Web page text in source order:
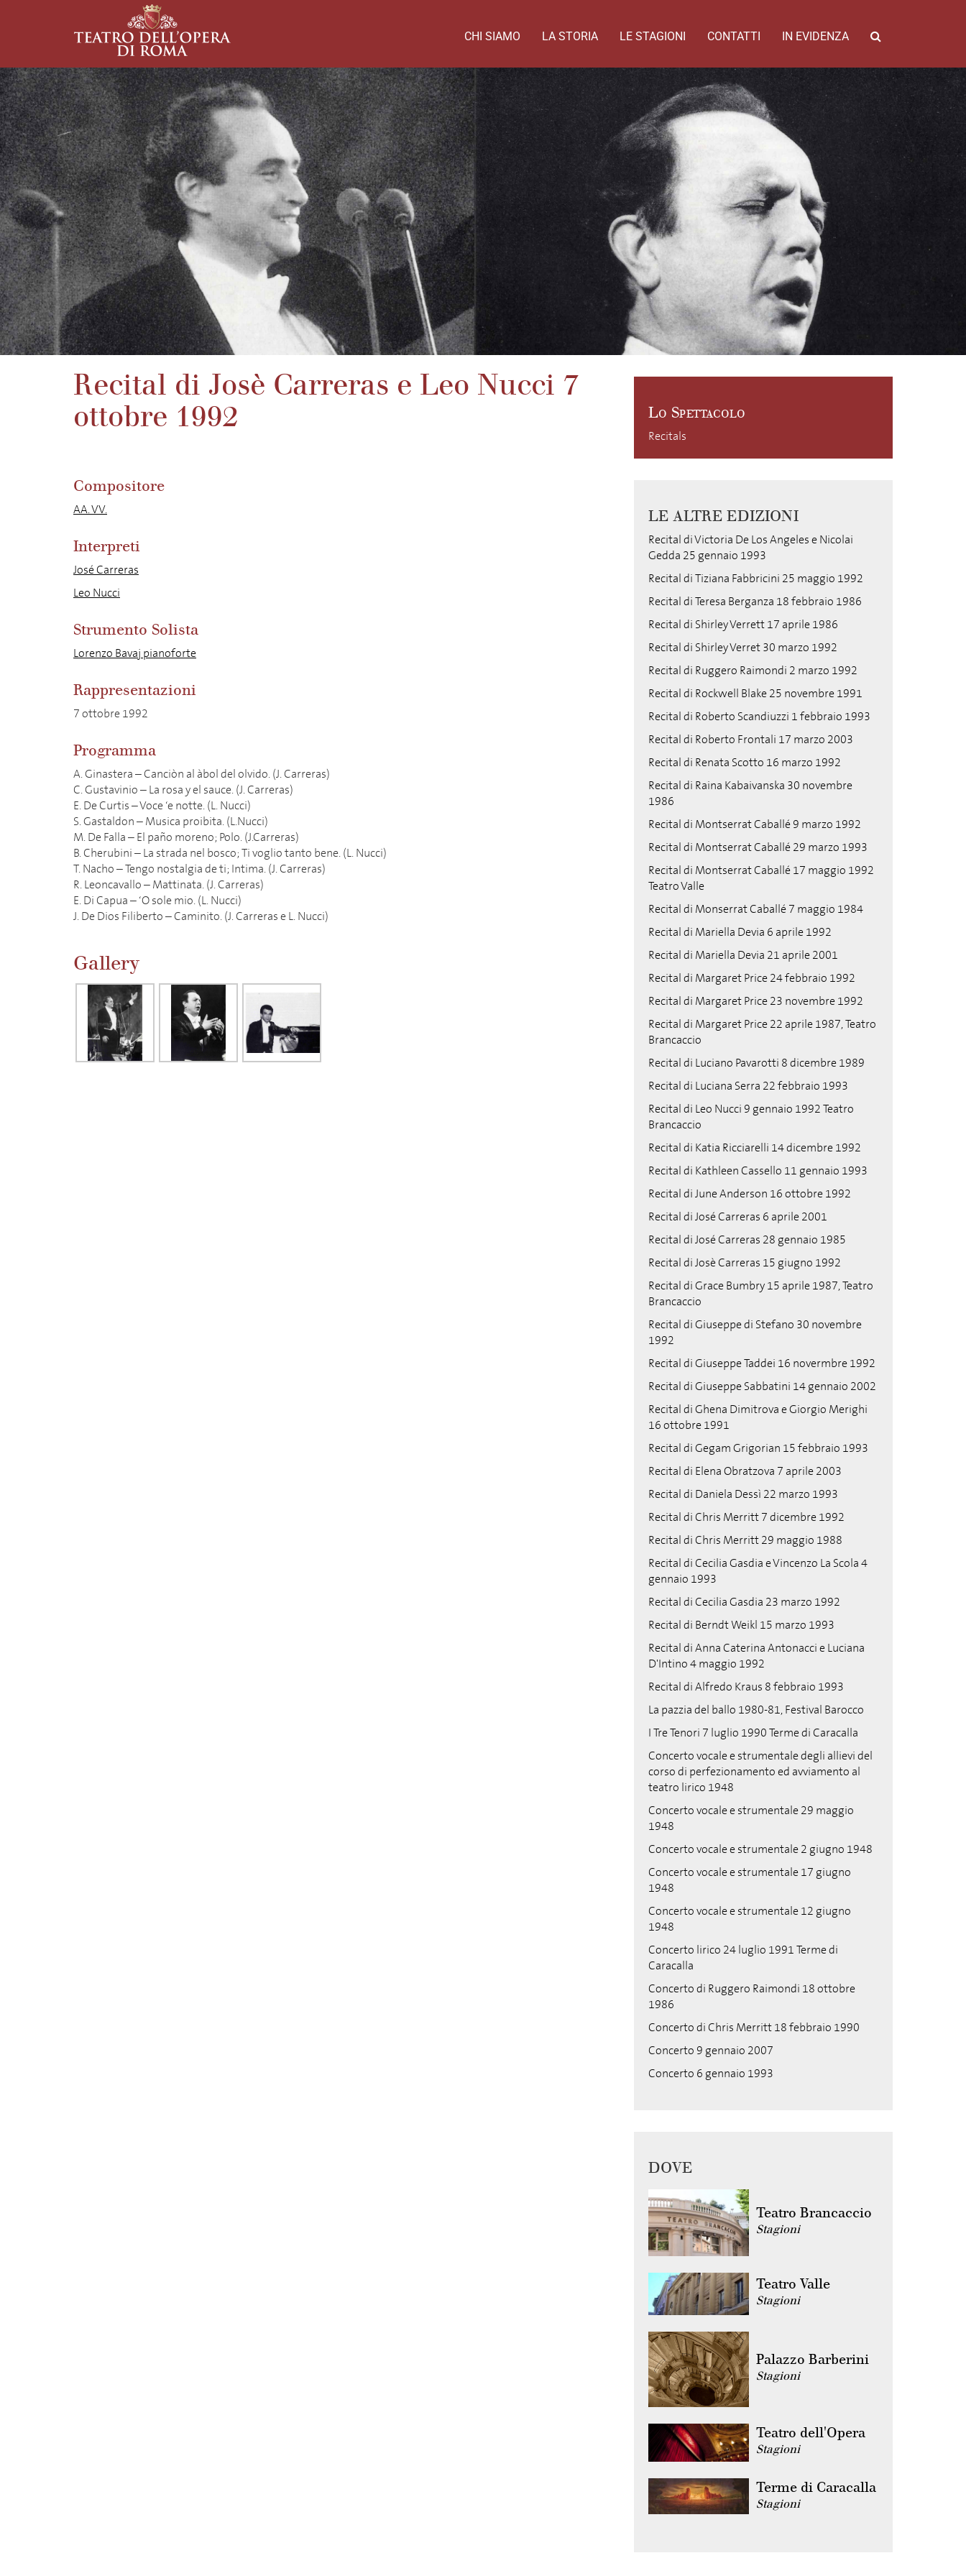
CHI SIAMO LA STORIA LE STAGIONI CONTATTI IN EVIDENZA
Recital di Josè Carreras e Leo Nucci 7
ottobre 1992
Compositore
AA. VV.
Interpreti
José Carreras
Leo Nucci
Strumento Solista
Lorenzo Bavaj pianoforte
Rappresentazioni
7 ottobre 1992
Programma
A. Ginastera – Canciòn al àbol del olvido. (J. Carreras)
C. Gustavinio – La rosa y el sauce. (J. Carreras)
E. De Curtis – Voce ‘e notte. (L. Nucci)
S. Gastaldon – Musica proibita. (L.Nucci)
M. De Falla – El paño moreno; Polo. (J.Carreras)
B. Cherubini – La strada nel bosco; Ti voglio tanto bene. (L. Nucci)
T. Nacho – Tengo nostalgia de ti; Intima. (J. Carreras)
R. Leoncavallo – Mattinata. (J. Carreras)
E. Di Capua – ‘O sole mio. (L. Nucci)
J. De Dios Filiberto – Caminito. (J. Carreras e L. Nucci)
Gallery
Lo Spettacolo
Recitals
LE ALTRE EDIZIONI
Recital di Victoria De Los Angeles e Nicolai
Gedda 25 gennaio 1993
Recital di Tiziana Fabbricini 25 maggio 1992
Recital di Teresa Berganza 18 febbraio 1986
Recital di Shirley Verrett 17 aprile 1986
Recital di Shirley Verret 30 marzo 1992
Recital di Ruggero Raimondi 2 marzo 1992
Recital di Rockwell Blake 25 novembre 1991
Recital di Roberto Scandiuzzi 1 febbraio 1993
Recital di Roberto Frontali 17 marzo 2003
Recital di Renata Scotto 16 marzo 1992
Recital di Raina Kabaivanska 30 novembre
1986
Recital di Montserrat Caballé 9 marzo 1992
Recital di Montserrat Caballé 29 marzo 1993
Recital di Montserrat Caballé 17 maggio 1992
Teatro Valle
Recital di Monserrat Caballé 7 maggio 1984
Recital di Mariella Devia 6 aprile 1992
Recital di Mariella Devia 21 aprile 2001
Recital di Margaret Price 24 febbraio 1992
Recital di Margaret Price 23 novembre 1992
Recital di Margaret Price 22 aprile 1987, Teatro
Brancaccio
Recital di Luciano Pavarotti 8 dicembre 1989
Recital di Luciana Serra 22 febbraio 1993
Recital di Leo Nucci 9 gennaio 1992 Teatro
Brancaccio
Recital di Katia Ricciarelli 14 dicembre 1992
Recital di Kathleen Cassello 11 gennaio 1993
Recital di June Anderson 16 ottobre 1992
Recital di José Carreras 6 aprile 2001
Recital di José Carreras 28 gennaio 1985
Recital di Josè Carreras 15 giugno 1992
Recital di Grace Bumbry 15 aprile 1987, Teatro
Brancaccio
Recital di Giuseppe di Stefano 30 novembre
1992
Recital di Giuseppe Taddei 16 novermbre 1992
Recital di Giuseppe Sabbatini 14 gennaio 2002
Recital di Ghena Dimitrova e Giorgio Merighi
16 ottobre 1991
Recital di Gegam Grigorian 15 febbraio 1993
Recital di Elena Obratzova 7 aprile 2003
Recital di Daniela Dessì 22 marzo 1993
Recital di Chris Merritt 7 dicembre 1992
Recital di Chris Merritt 29 maggio 1988
Recital di Cecilia Gasdia e Vincenzo La Scola 4
gennaio 1993
Recital di Cecilia Gasdia 23 marzo 1992
Recital di Berndt Weikl 15 marzo 1993
Recital di Anna Caterina Antonacci e Luciana
D'Intino 4 maggio 1992
Recital di Alfredo Kraus 8 febbraio 1993
La pazzia del ballo 1980-81, Festival Barocco
I Tre Tenori 7 luglio 1990 Terme di Caracalla
Concerto vocale e strumentale degli allievi del
corso di perfezionamento ed avviamento al
teatro lirico 1948
Concerto vocale e strumentale 29 maggio
1948
Concerto vocale e strumentale 2 giugno 1948
Concerto vocale e strumentale 17 giugno
1948
Concerto vocale e strumentale 12 giugno
1948
Concerto lirico 24 luglio 1991 Terme di
Caracalla
Concerto di Ruggero Raimondi 18 ottobre
1986
Concerto di Chris Merritt 18 febbraio 1990
Concerto 9 gennaio 2007
Concerto 6 gennaio 1993
DOVE
Teatro Brancaccio
Stagioni
Teatro Valle
Stagioni
Palazzo Barberini
Stagioni
Teatro dell'Opera
Stagioni
Terme di Caracalla
Stagioni